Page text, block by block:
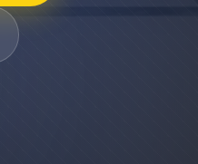
2529